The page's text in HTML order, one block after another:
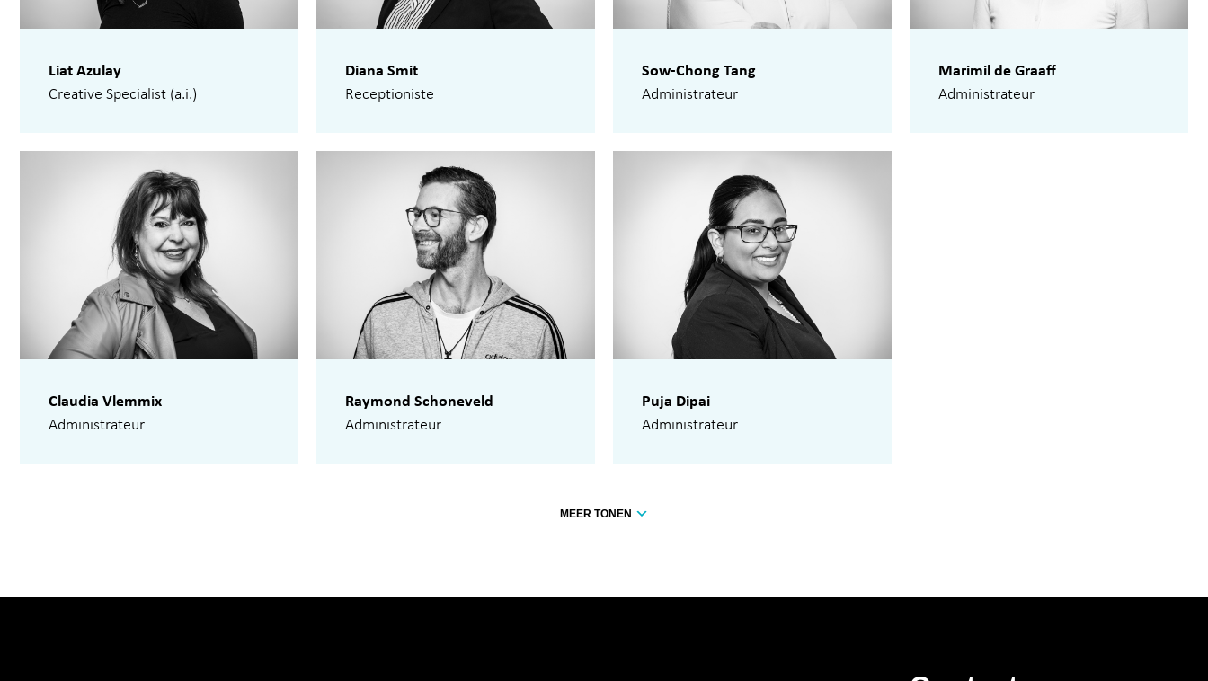
Liat Azulay
Creative Specialist (a.i.)
Diana Smit
Receptioniste
Sow-Chong Tang
Administrateur
Marimil de Graaff
Administrateur
Claudia Vlemmix
Administrateur
Raymond Schoneveld
Administrateur
Puja Dipai
Administrateur
MEER TONEN